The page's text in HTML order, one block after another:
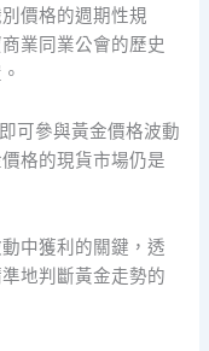
價格的週期性規
業同業公會的歷史
可參與黃金價格波動
格的現貨市場仍是
中獲利的關鍵，透
地判斷黃金走勢的